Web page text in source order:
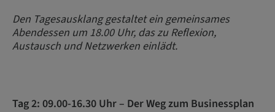
Den Tagesausklang gestaltet ein gemeinsames
Abendessen um 18.00 Uhr, das zu Reflexion,
Austausch und Netzwerken einlädt.
Tag 2: 09.00-16.30 Uhr – Der Weg zum Businessplan